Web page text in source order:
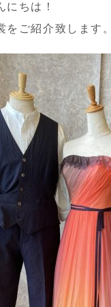
にちは！
をご紹介致します